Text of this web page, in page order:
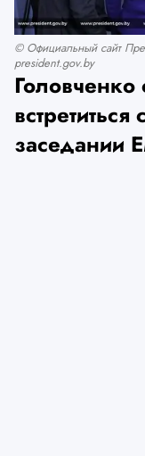
© Официальный сайт
president.gov.by
заседании